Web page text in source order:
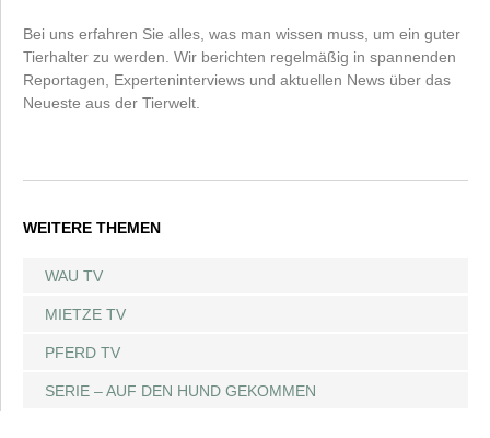
Bei uns erfahren Sie alles, was man wissen muss, um ein guter
Tierhalter zu werden. Wir berichten regelmäßig in spannenden
Reportagen, Experteninterviews und aktuellen News über das
Neueste aus der Tierwelt.
WEITERE THEMEN
WAU TV
MIETZE TV
PFERD TV
SERIE – AUF DEN HUND GEKOMMEN